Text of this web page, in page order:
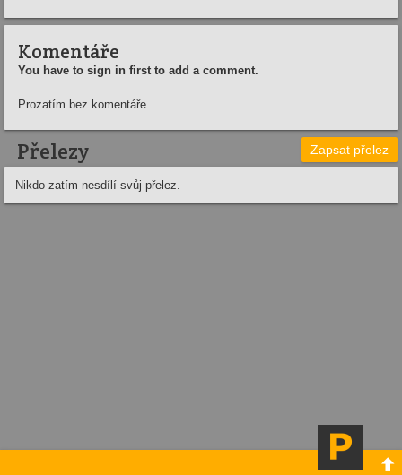
Komentáře
You have to sign in first to add a comment.
Prozatím bez komentáře.
Přelezy Zapsat přelez
Nikdo zatím nesdílí svůj přelez.
